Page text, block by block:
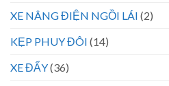
XE NÂNG ĐIỆN NGỒI LÁI (2)
KẸP PHUY ĐÔI (14)
XE ĐẨY(36)